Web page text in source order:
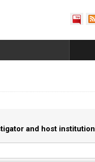
and host institution